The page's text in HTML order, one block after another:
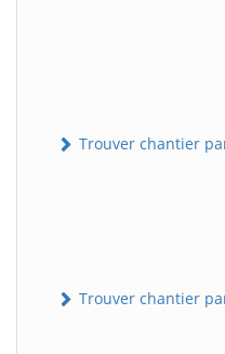
Trouver chantier
Trouver chantier